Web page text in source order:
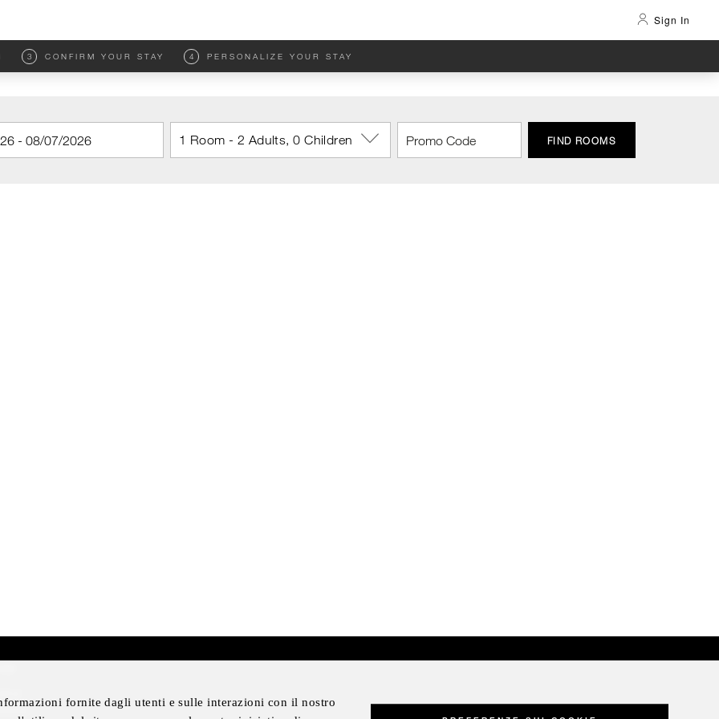
Sign In
3 CONFIRM YOUR STAY 4 PERSONALIZE YOUR STAY
1 Room - 2 Adults, 0 Children FIND ROOMS
fornite dagli utenti e sulle interazioni con il nostro